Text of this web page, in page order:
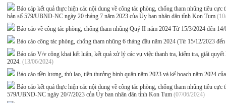
Báo cáp kết quả thực hiện các nội dung về công tác phòng, chống tham nhũng tiêu
bản số 579/UBND-NC ngày 20 tháng 7 năm 2023 của Ủy ban nhân dân tỉnh Kon Tum
Báo cáo về công tác phòng, chống tham nhũng Quý II năm 2024 Từ 15/3/2024 đến
Báo cáo công tác phòng, chống tham nhũng 6 tháng đầu năm 2024 (Từ 15/12/2023
Báo cáo V/v công khai kết luận, kết quả xử lý các vụ việc thanh tra, kiểm tra, giải
2024. (13/06/2024)
Báo cáo tiền lương, thù lao, tiền thưởng bình quân năm 2023 và kế hoạch năm 2024
Báo cáo kết quả thực hiện các nội dung về công tác phòng, chống tham nhũng tiêu
579/UBND-NC ngày 20/7/2023 của Ủy ban nhân dân tỉnh Kon Tum (07/06/2024)